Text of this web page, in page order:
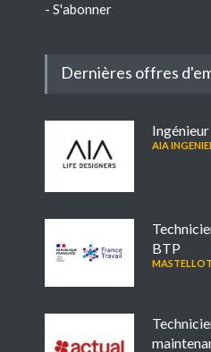
- S'abonner
Dernières offres
AIA
BTP